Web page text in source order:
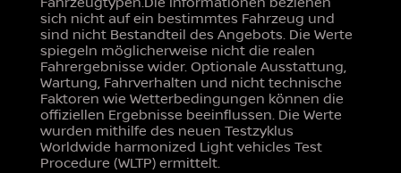
sich nicht auf ein bestimmtes Fahrzeug und
sind nicht Bestandteil des Angebots. Die Werte
spiegeln möglicherweise nicht die realen
Fahrergebnisse wider. Optionale Ausstattung,
Wartung, Fahrverhalten und nicht technische
Faktoren wie Wetterbedingungen können die
offiziellen Ergebnisse beeinflussen. Die Werte
wurden mithilfe des neuen Testzyklus
Worldwide harmonized Light vehicles Test
Procedure (WLTP) ermittelt.